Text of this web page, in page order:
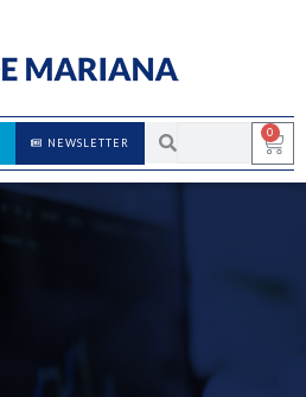
0
NEWSLETTER